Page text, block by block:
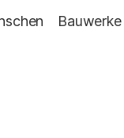
Bauwerke